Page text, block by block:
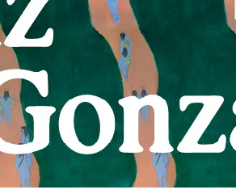
det å være bra eller dårlig